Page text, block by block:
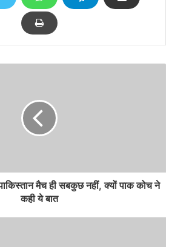
मैच ही सबकुछ नहीं, क्यों पाक कोच ने
कही ये बात